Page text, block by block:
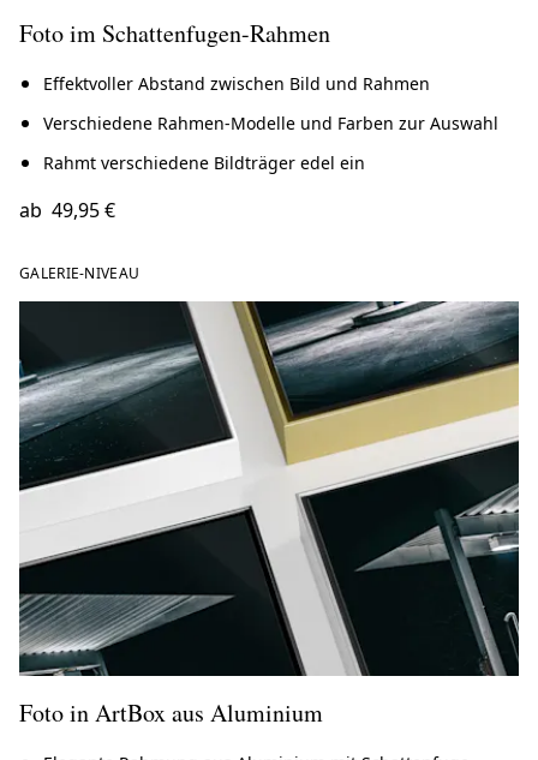
Foto im Schattenfugen-Rahmen
Effektvoller Abstand zwischen Bild und Rahmen
Verschiedene Rahmen-Modelle und Farben zur Auswahl
Rahmt verschiedene Bildträger edel ein
ab 49,95 €
GALERIE-NIVEAU
Foto in ArtBox aus Aluminium